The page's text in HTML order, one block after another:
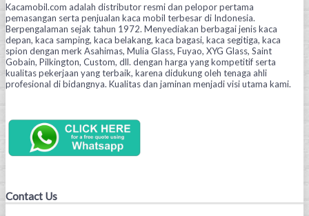
Kacamobil.com adalah distributor resmi dan pelopor pertama
pemasangan serta penjualan kaca mobil terbesar di Indonesia.
Berpengalaman sejak tahun 1972. Menyediakan berbagai jenis kaca
depan, kaca samping, kaca belakang, kaca bagasi, kaca segitiga, kaca
spion dengan merk Asahimas, Mulia Glass, Fuyao, XYG Glass, Saint
Gobain, Pilkington, Custom, dll. dengan harga yang kompetitif serta
kualitas pekerjaan yang terbaik, karena didukung oleh tenaga ahli
profesional di bidangnya. Kualitas dan jaminan menjadi visi utama kami.
Contact Us